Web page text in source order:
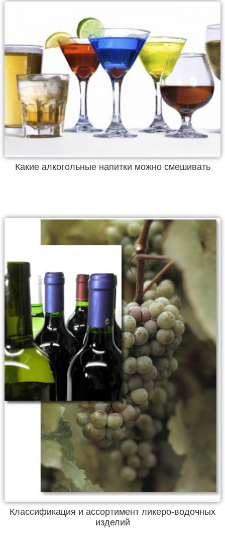
Какие алкогольные напитки можно смешивать
Классификация и ассортимент ликеро-водочных
изделий